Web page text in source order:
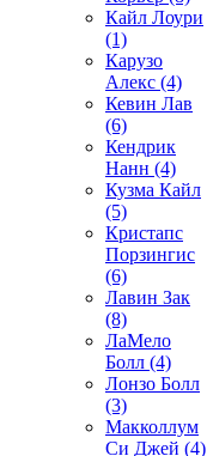
Кайл Лоури
(1)
Карузо
Алекс (4)
Кевин Лав
(6)
Кендрик
Нанн (4)
Кузма Кайл
(5)
Кристапс
Порзингис
(6)
Лавин Зак
(8)
ЛаМело
Болл (4)
Лонзо Болл
(3)
Макколлум
Си Джей (4)